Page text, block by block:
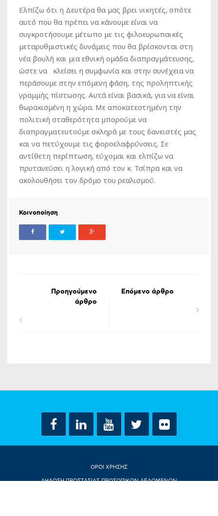
Ελπίζω ότι η Δευτέρα θα μας βρει νικητές, οπότε
αυτό που θα πρέπει να κάνουμε είναι να
συγκροτήσουμε μέτωπο με τις φιλοευρωπαικές
μεταρυθμιστικές δυνάμεις που θα βρίσκονται στη
νέα βουλή και μια εθνική ομάδα διαπραγμάτευσης,
ώστε να κλείσει η συμφωνία και στην συνέχεια να
περάσουμε στην επόμενη φάση, της προληπτικής
γραμμής πίστωσης. Αυτά είναι βασικά, για να είναι
θωρακισμένη η χώρα. Με αποκατεστημένη την
πολιτική σταθερότητα μπορούμε να
διαπραγματευτούμε σκληρά με τους δανειστές μας
και να πετύχουμε τις φοροελαφρύνσεις. Σε
αντίθετη περίπτωση, εύχομαι και ελπίζω να
πρυτανεύσει η λογική από τον κ. Τσίπρα και να
ακολουθήσει τον δρόμο του ρεαλισμού.
Κοινοποίηση
Προηγούμενο
άρθρο
Επόμενο άρθρο
ΟΡΟΙ ΧΡΗΣΗΣ
ΔΗΛΩΣΗ ΠΡΟΣΤΑΣΙΑΣ ΠΡΟΣΩΠΙΚΩΝ ΔΕΔΟΜΕΝΩΝ